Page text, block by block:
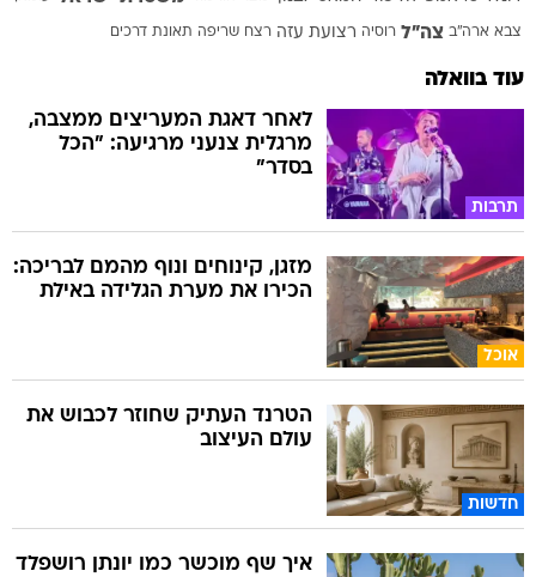
צבא ארה"ב צה"ל רוסיה רצועת עזה רצח שריפה תאונת דרכים
עוד בוואלה
תרבות
לאחר דאגת המעריצים ממצבה,
מרגלית צנעני מרגיעה: "הכל
בסדר"
אוכל
מזגן, קינוחים ונוף מהמם לבריכה:
הכירו את מערת הגלידה באילת
חדשות
הטרנד העתיק שחוזר לכבוש את
עולם העיצוב
איך שף מוכשר כמו יונתן רושפלד